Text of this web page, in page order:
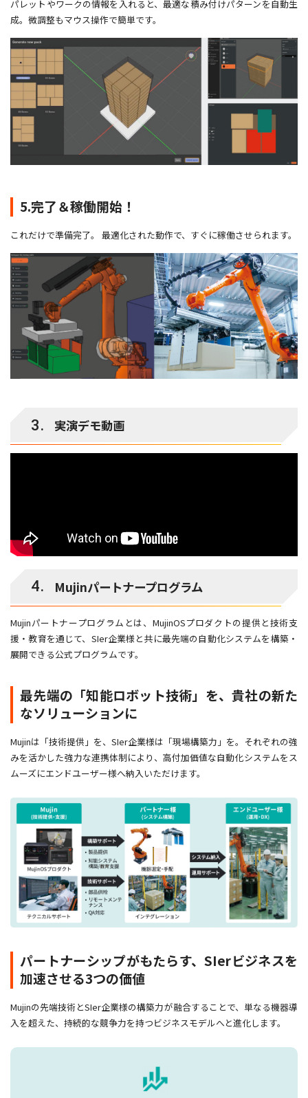
パレットやワークの情報を入れると、最適な積み付けパターンを自動生
成。微調整もマウス操作で簡単です。
5.完了＆稼働開始！
これだけで準備完了。 最適化された動作で、すぐに稼働させられます。
3. 実演デモ動画
4. Mujinパートナープログラム
Mujinパートナープログラムとは、MujinOSプロダクトの提供と技術支
援・教育を通じて、SIer企業様と共に最先端の自動化システムを構築・
展開できる公式プログラムです。
最先端の「知能ロボット技術」を、貴社の新た
なソリューションに
Mujinは「技術提供」を、SIer企業様は「現場構築力」を。それぞれの強
みを活かした強力な連携体制により、高付加価値な自動化システムをス
ムーズにエンドユーザー様へ納入いただけます。
パートナーシップがもたらす、SIerビジネスを
加速させる3つの価値
Mujinの先端技術とSIer企業様の構築力が融合することで、単なる機器導
入を超えた、持続的な競争力を持つビジネスモデルへと進化します。